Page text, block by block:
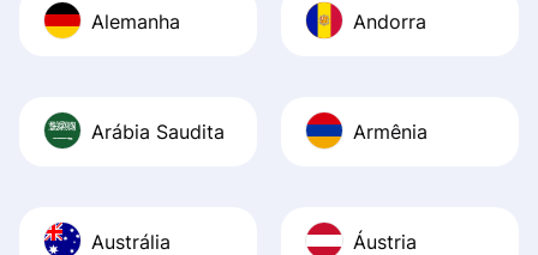
Alemanha Andorra
Arábia Saudita Armênia
Austrália Áustria